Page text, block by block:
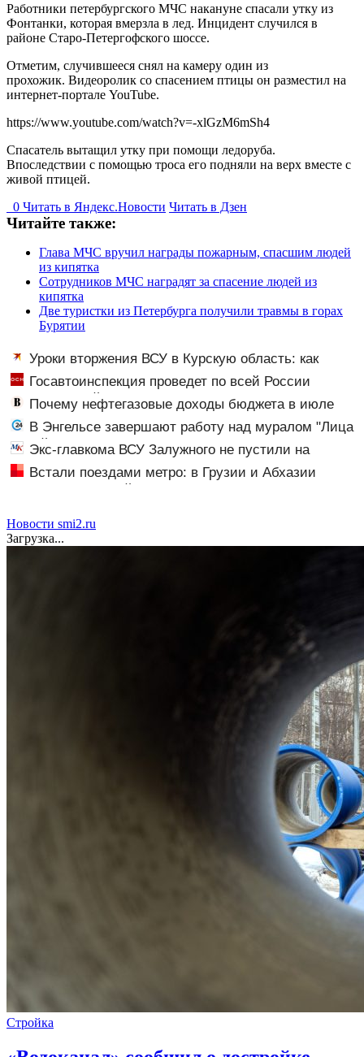
Работники петербургского МЧС накануне спасали утку из
Фонтанки, которая вмерзла в лед. Инцидент случился в
районе Старо-Петергофского шоссе.
Отметим, случившееся снял на камеру один из
прохожик. Видеоролик со спасением птицы он разместил на
интернет-портале YouTube.
https://www.youtube.com/watch?v=-xlGzM6mSh4
Спасатель вытащил утку при помощи ледоруба.
Впоследствии с помощью троса его подняли на верх вместе с
живой птицей.
0 Читать в Яндекс.Новости Читать в Дзен
Читайте также:
Глава МЧС вручил награды пожарным, спасшим людей
из кипятка
Сотрудников МЧС наградят за спасение людей из
кипятка
Две туристки из Петербурга получили травмы в горах
Бурятии
Уроки вторжения ВСУ в Курскую область: как
горькие события два года назад навсегда изменили
российскую армию
Госавтоинспекция проведет по всей России
массовые рейды с 10 августа
Почему нефтегазовые доходы бюджета в июле
достигли максимума с начала года
В Энгельсе завершают работу над муралом "Лица
одной страны"
Экс-главкома ВСУ Залужного не пустили на
встречу Зеленского с британским министром
Встали поездами метро: в Грузии и Абхазии
произошел полный блэкаут
Новости smi2.ru
Загрузка...
Стройка